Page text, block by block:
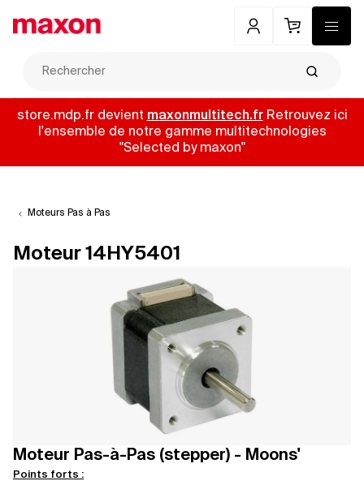
Mon compte
Panier
store.mdp.fr devient maxonmultitech.frRetrouvez ici
l'ensemble de notre gamme multitechnologies
"Selected by maxon"
Moteurs Pas à Pas
Moteur 14HY5401
Moteur Pas-à-Pas (stepper) - Moons'
Points forts :